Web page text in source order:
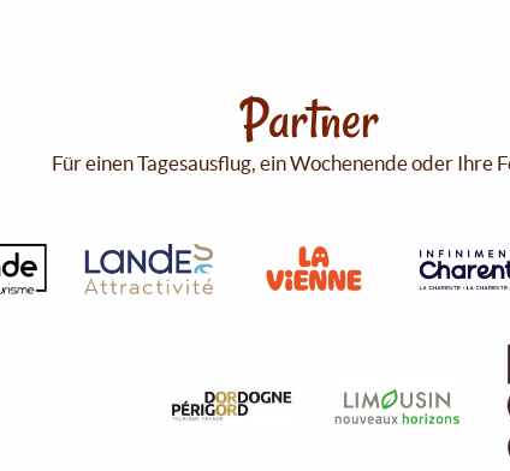
Partner
Für einen Tagesausflug, ein Wochenende oder Ihre